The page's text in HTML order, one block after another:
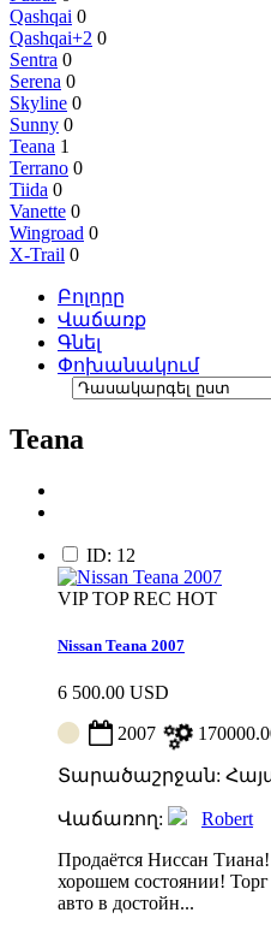
Qashqai 0
Qashqai+2 0
Sentra 0
Serena 0
Skyline 0
Sunny 0
Teana 1
Terrano 0
Tiida 0
Vanette 0
Wingroad 0
X-Trail 0
Բոլորը
Վաճառք
Գնել
Փոխանակում
Teana
ID: 12
VIP TOP REC HOT
Nissan Teana 2007
6 500.00 USD
2007
Տարածաշրջան:
Վաճառող:
Robert
Продаётся Ниссан
хорошем состоянии!
авто в достойн...